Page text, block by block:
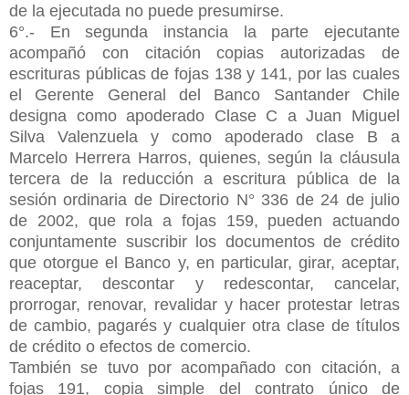
de la ejecutada no puede presumirse.
6°.- En segunda instancia la parte ejecutante
acompañó con citación copias autorizadas de
escrituras públicas de fojas 138 y 141, por las cuales
el Gerente General del Banco Santander Chile
designa como apoderado Clase C a Juan Miguel
Silva Valenzuela y como apoderado clase B a
Marcelo Herrera Harros, quienes, según la cláusula
tercera de la reducción a escritura pública de la
sesión ordinaria de Directorio N° 336 de 24 de julio
de 2002, que rola a fojas 159, pueden actuando
conjuntamente suscribir los documentos de crédito
que otorgue el Banco y, en particular, girar, aceptar,
reaceptar, descontar y redescontar, cancelar,
prorrogar, renovar, revalidar y hacer protestar letras
de cambio, pagarés y cualquier otra clase de títulos
de crédito o efectos de comercio.
También se tuvo por acompañado con citación, a
fojas 191, copia simple del contrato único de